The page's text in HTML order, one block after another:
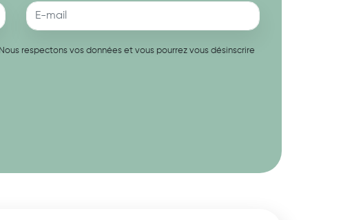
respectons vos données et vous pourrez vous désinscrire